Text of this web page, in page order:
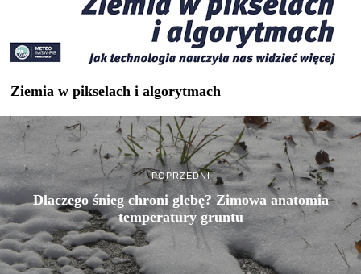
Ziemia w pikselach i algorytmach
POPRZEDNI
Dlaczego śnieg chroni glebę? Zimowa anatomia
temperatury gruntu